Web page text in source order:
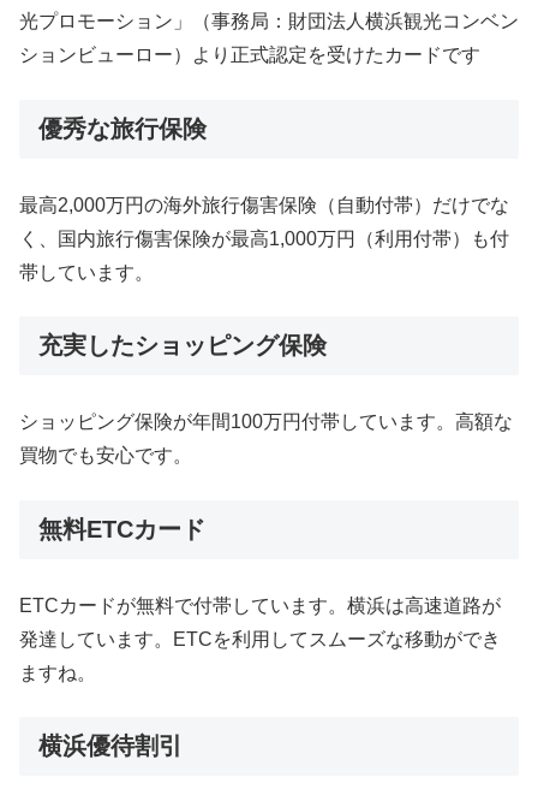
光プロモーション」（事務局：財団法人横浜観光コンベン
ションビューロー）より正式認定を受けたカードです
優秀な旅行保険
最高2,000万円の海外旅行傷害保険（自動付帯）だけでな
く、国内旅行傷害保険が最高1,000万円（利用付帯）も付
帯しています。
充実したショッピング保険
ショッピング保険が年間100万円付帯しています。高額な
買物でも安心です。
無料ETCカード
ETCカードが無料で付帯しています。横浜は高速道路が
発達しています。ETCを利用してスムーズな移動ができ
ますね。
横浜優待割引